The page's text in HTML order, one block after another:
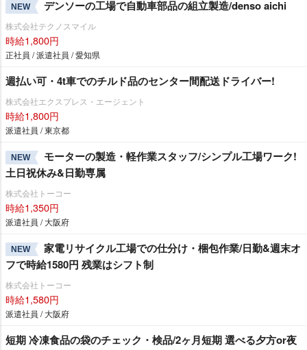
NEW デンソーの工場で自動車部品の組立製造/denso aichi
株式会社テクノスマイル
時給1,800円
正社員 / 派遣社員 / 愛知県
週払い可・4t車でのチルド品のセンター間配送ドライバー!
株式会社エクスプレス・エージェント
時給1,800円
派遣社員 / 東京都
NEW
モーターの製造・軽作業スタッフ/シンプル工場ワーク!
土日祝休み&日勤専属
株式会社トーコー
時給1,350円
派遣社員 / 大阪府
NEW
家電リサイクル工場での仕分け・梱包作業/日勤&週末オ
フで時給1580円 残業はシフト制
株式会社トーコー
時給1,580円
派遣社員 / 大阪府
短期 冷凍食品の袋のチェック・検品/2ヶ月短期 選べる夕方or夜